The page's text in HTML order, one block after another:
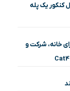
یک پله
خانه، شرکت و